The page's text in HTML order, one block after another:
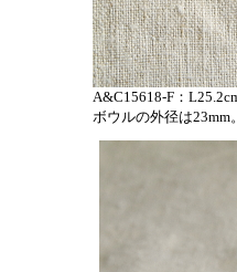
A&C15618-F：
ボウルの外径は23mm。